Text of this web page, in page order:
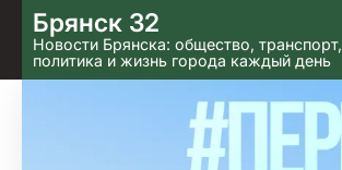
Skip
to content
Брянск 32
Новости Брянска: общество, транспорт,
политика и жизнь города каждый день